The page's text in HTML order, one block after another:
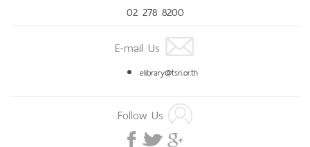
02 278 8200
E-mail Us
elibrary@tsri.or.th
Follow Us